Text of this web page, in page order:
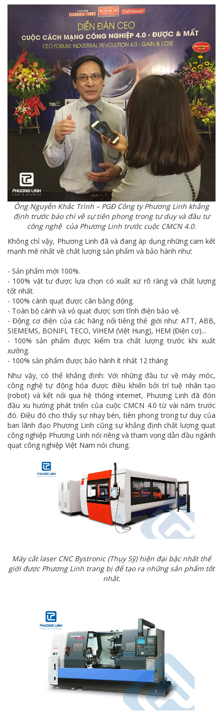
Ông Nguyễn Khắc Trình – PGĐ Công ty Phương Linh khẳng
định trước báo chí về sự tiên phong trong tư duy và đầu tư
công nghệ của Phương Linh trước cuộc CMCN 4.0.
Không chỉ vậy, Phương Linh đã và đang áp dụng những cam kết
mạnh mẽ nhất về chất lượng sản phẩm và bảo hành như:
- Sản phẩm mới 100%.
- 100% vật tư được lựa chọn có xuất xứ rõ ràng và chất lượng
tốt nhất.
- 100% cánh quạt được cân bằng động.
- Toàn bộ cánh và vỏ quạt được sơn tĩnh điện bảo vệ.
- Động cơ điện của các hãng nổi tiếng thế giới như: ATT, ABB,
SIEMEMS, BONIFI, TECO, VIHEM (Việt Hung), HEM (Điện cơ)...
- 100% sản phẩm được kiểm tra chất lượng trước khi xuất
xưởng.
- 100% sản phẩm được bảo hành ít nhất 12 tháng
Như vậy, có thể khẳng định: Với những đầu tư về máy móc,
công nghệ tự động hóa được điều khiển bởi trí tuệ nhân tạo
(robot) và kết nối qua hệ thống internet, Phương Linh đã đón
đầu xu hướng phát triển của cuộc CMCN 4.0 từ vài năm trước
đó. Điều đó cho thấy sự nhạy bén, tiên phong trong tư duy của
ban lãnh đạo Phương Linh cũng sự khẳng định chất lượng quạt
công nghiệp Phương Linh nói riêng và tham vọng dẫn đầu ngành
quạt công nghiệp Việt Nam nói chung.
Máy cắt laser CNC Bystronic (Thụy Sỹ) hiện đại bậc nhất thế
giới được Phương Linh trang bị để tạo ra những sản phẩm tốt
nhất.